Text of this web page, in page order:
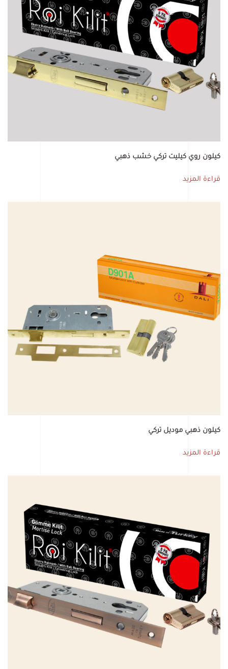
كيلون روي كيليت تركي خشب ذهبي
قراءة المزيد
كيلون ذهبي موديل تركي
قراءة المزيد